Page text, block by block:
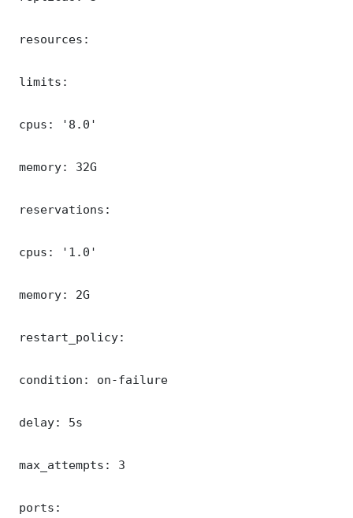
resources:
limits:
cpus: '8.0'
memory: 32G
reservations:
cpus: '1.0'
memory: 2G
restart_policy:
condition: on-failure
delay: 5s
max_attempts: 3
ports: